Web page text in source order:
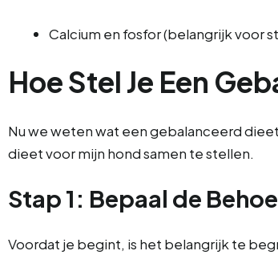
Calcium en fosfor (belangrijk voor
Hoe Stel Je Een
Nu we weten wat een gebalanceerd
dieet voor mijn hond samen te stellen.
Stap 1: Bepaal de
Voordat je begint, is het belangrijk te